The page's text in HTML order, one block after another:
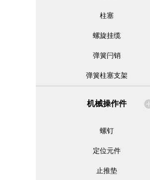
柱塞
螺旋挂缆
弹簧闩销
弹簧柱塞支架
机械操作件
螺钉
定位元件
止推垫